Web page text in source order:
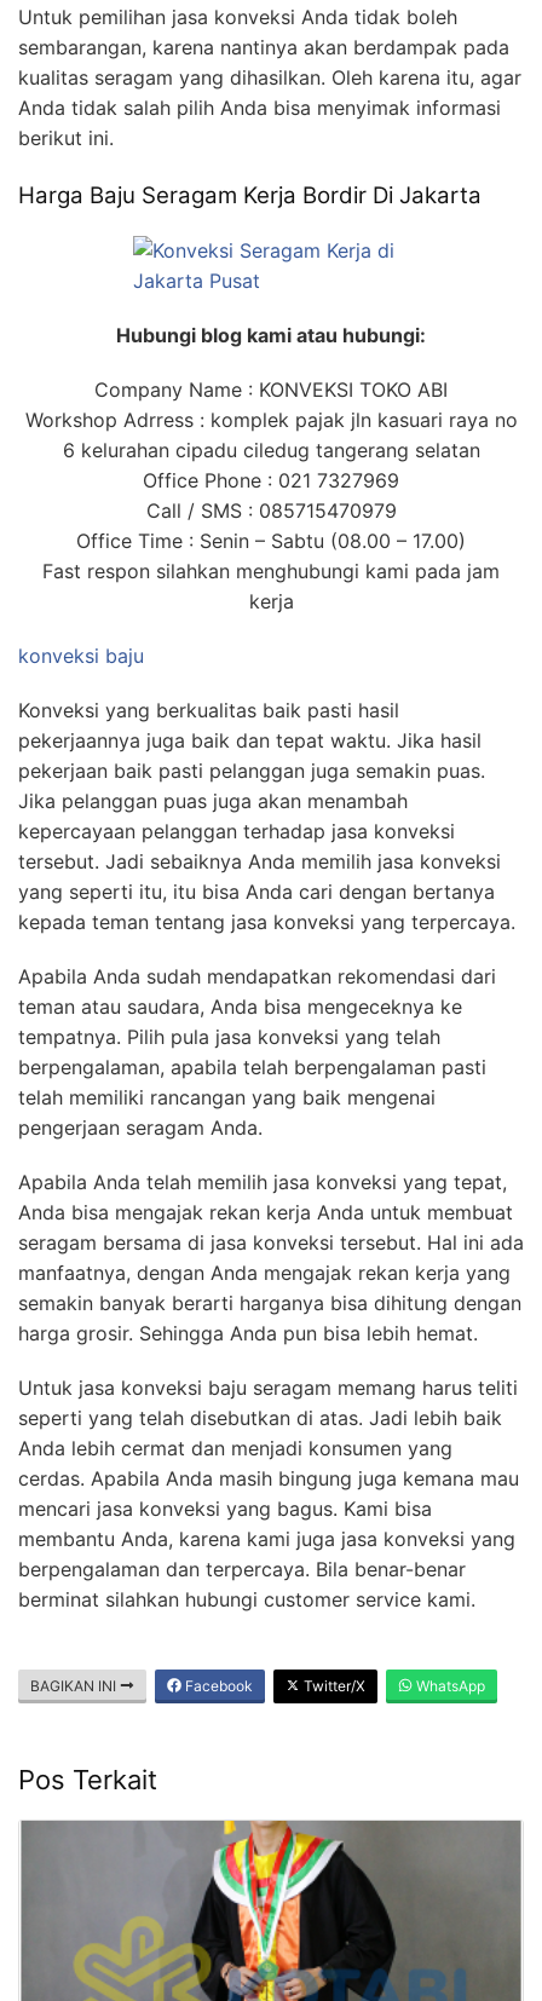
Untuk pemilihan jasa konveksi Anda tidak boleh
sembarangan, karena nantinya akan berdampak pada
kualitas seragam yang dihasilkan. Oleh karena itu, agar
Anda tidak salah pilih Anda bisa menyimak informasi
berikut ini.
Harga Baju Seragam Kerja Bordir Di Jakarta
Hubungi blog kami atau hubungi:
Company Name : KONVEKSI TOKO ABI
Workshop Adrress : komplek pajak jln kasuari raya no
6 kelurahan cipadu ciledug tangerang selatan
Office Phone : 021 7327969
Call / SMS : 085715470979
Office Time : Senin – Sabtu (08.00 – 17.00)
Fast respon silahkan menghubungi kami pada jam
kerja
konveksi baju
Konveksi yang berkualitas baik pasti hasil
pekerjaannya juga baik dan tepat waktu. Jika hasil
pekerjaan baik pasti pelanggan juga semakin puas.
Jika pelanggan puas juga akan menambah
kepercayaan pelanggan terhadap jasa konveksi
tersebut. Jadi sebaiknya Anda memilih jasa konveksi
yang seperti itu, itu bisa Anda cari dengan bertanya
kepada teman tentang jasa konveksi yang terpercaya.
Apabila Anda sudah mendapatkan rekomendasi dari
teman atau saudara, Anda bisa mengeceknya ke
tempatnya. Pilih pula jasa konveksi yang telah
berpengalaman, apabila telah berpengalaman pasti
telah memiliki rancangan yang baik mengenai
pengerjaan seragam Anda.
Apabila Anda telah memilih jasa konveksi yang tepat,
Anda bisa mengajak rekan kerja Anda untuk membuat
seragam bersama di jasa konveksi tersebut. Hal ini ada
manfaatnya, dengan Anda mengajak rekan kerja yang
semakin banyak berarti harganya bisa dihitung dengan
harga grosir. Sehingga Anda pun bisa lebih hemat.
Untuk jasa konveksi baju seragam memang harus teliti
seperti yang telah disebutkan di atas. Jadi lebih baik
Anda lebih cermat dan menjadi konsumen yang
cerdas. Apabila Anda masih bingung juga kemana mau
mencari jasa konveksi yang bagus. Kami bisa
membantu Anda, karena kami juga jasa konveksi yang
berpengalaman dan terpercaya. Bila benar-benar
berminat silahkan hubungi customer service kami.
BAGIKAN INI Facebook Twitter/X WhatsApp
Pos Terkait